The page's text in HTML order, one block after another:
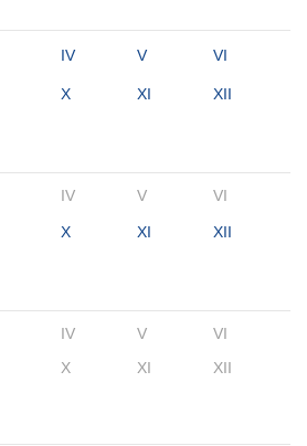
IV V VI
X XI XII
IV V VI
X XI XII
IV V
VI
X XI XII